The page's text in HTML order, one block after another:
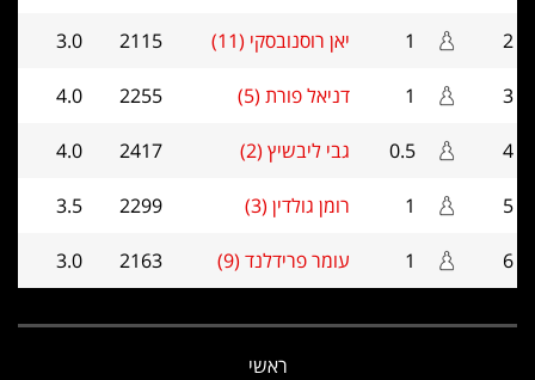
2
1 יאן רוסנובסקי (11) 2115
3.0
3
1 דניאל פורת (5) 2255
4.0
4
0.5 גבי ליבשיץ (2) 2417
4.0
5
1 רומן גולדין (3) 2299
3.5
6
1 עומר פרידלנד (9) 2163
3.0
ראשי